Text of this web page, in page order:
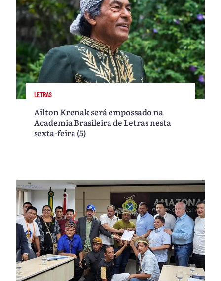
LETRAS
Ailton Krenak será empossado na
Academia Brasileira de Letras nesta
sexta-feira (5)